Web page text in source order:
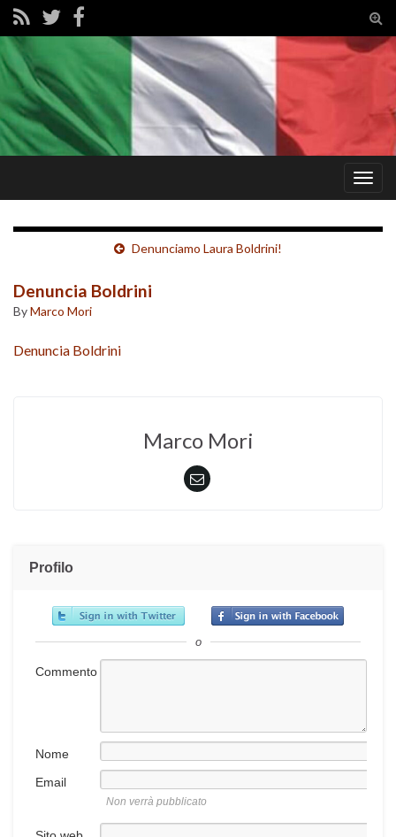
Denunciamo Laura Boldrini!
Denuncia Boldrini
ByMarco Mori
Denuncia Boldrini
Marco Mori
Profilo
o
Commento
Nome
Email
Non verrà pubblicato